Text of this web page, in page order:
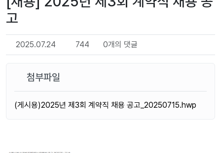
고
2025.07.24 744 0개의 댓글
첨부파일
(게시용)2025년 제3회 계약직 채용 공고_20250715.hwp